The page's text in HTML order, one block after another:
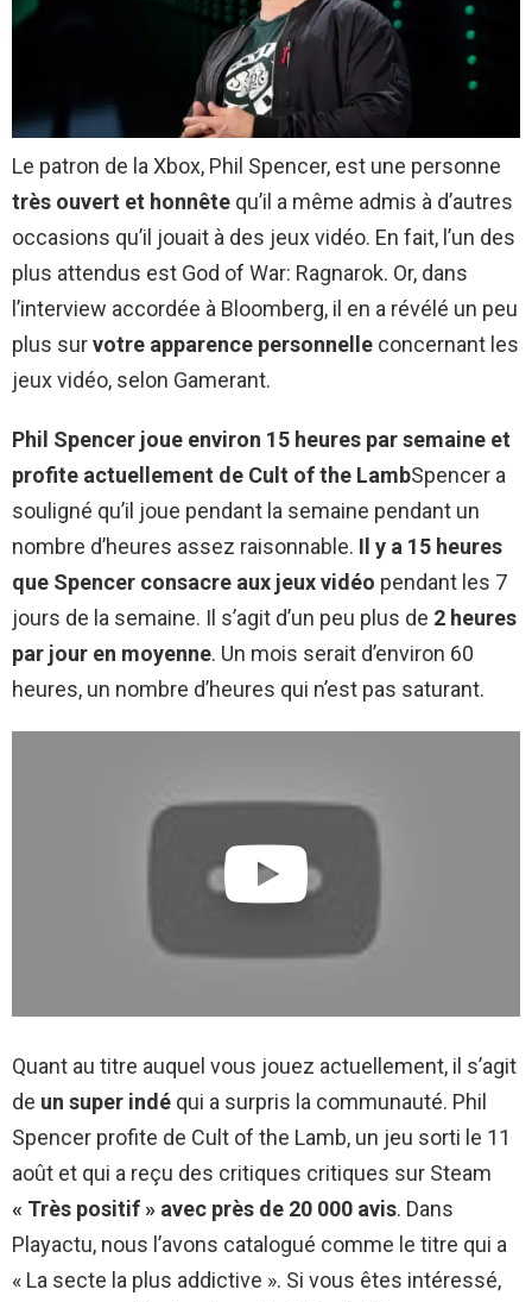
Le patron de la Xbox, Phil Spencer, est une personne
très ouvert et honnête qu’il a même admis à d’autres
occasions qu’il jouait à des jeux vidéo. En fait, l’un des
plus attendus est God of War: Ragnarok. Or, dans
l’interview accordée à Bloomberg, il en a révélé un peu
plus survotre apparence personnelle concernant les
jeux vidéo, selon Gamerant.
Phil Spencer joue environ 15 heures par semaine et
profite actuellement de Cult of the LambSpencer a
souligné qu’il joue pendant la semaine pendant un
nombre d’heures assez raisonnable. Il y a 15 heures
que Spencer consacre aux jeux vidéo pendant les 7
jours de la semaine. Il s’agit d’un peu plus de 2 heures
par jour en moyenne. Un mois serait d’environ 60
heures, un nombre d’heures qui n’est pas saturant.
Quant au titre auquel vous jouez actuellement, il s’agit
de un super indé qui a surpris la communauté. Phil
Spencer profite de Cult of the Lamb, un jeu sorti le 11
août et qui a reçu des critiques critiques sur Steam
« Très positif » avec près de 20 000 avis. Dans
Playactu, nous l’avons catalogué comme le titre qui a
« La secte la plus addictive ». Si vous êtes intéressé,